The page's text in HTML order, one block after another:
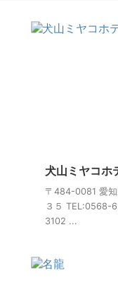
犬山ミヤコホ
〒484-0081 愛
３５ TEL:0568-
3102 ...